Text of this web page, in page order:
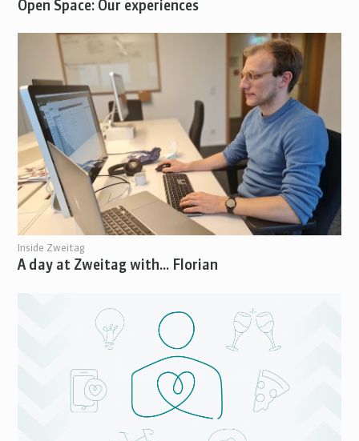
Open Space: Our experiences
Inside Zweitag
A day at Zweitag with... Florian